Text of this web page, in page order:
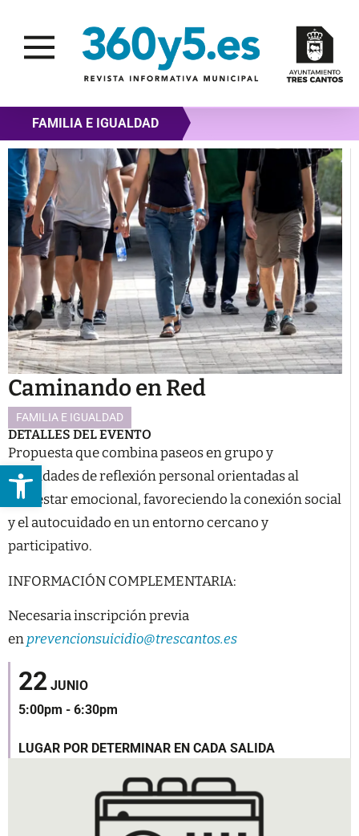
Abrir barra de herramientas
FAMILIA E IGUALDAD
Caminando en Red
FAMILIA E IGUALDAD
DETALLES DEL EVENTO
Propuesta que combina paseos en grupo y
actividades de reflexión personal orientadas al
bienestar emocional, favoreciendo la conexión social
y el autocuidado en un entorno cercano y
participativo.
INFORMACIÓN COMPLEMENTARIA:
Necesaria inscripción previa
enprevencionsuicidio@trescantos.es
22 JUNIO
5:00pm - 6:30pm
LUGAR POR DETERMINAR EN CADA SALIDA